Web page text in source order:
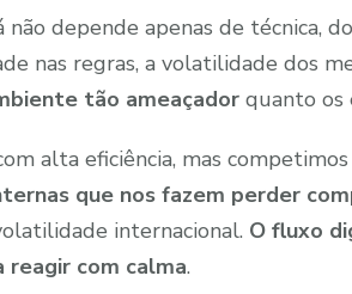
depende apenas de técnica,
nas regras, a volatilidade dos
tão ameaçador quanto os
alta eficiência, mas
que nos fazem perder
internacional. O fluxo
reagir com calma.